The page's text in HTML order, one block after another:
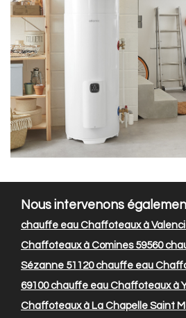
Nous intervenons
chauffe eau Chaffoteaux à
Chaffoteaux à Comines 59560
Sézanne 51120chauffe eau
69100chauffe eau Chaffoteaux à
Chaffoteaux à La Chapelle Saint